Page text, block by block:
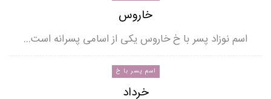
خاروس
اسم نوزاد پسر با خ خاروس یکی از اسامی پسرانه است…
اسم پسر با خ
خرداد